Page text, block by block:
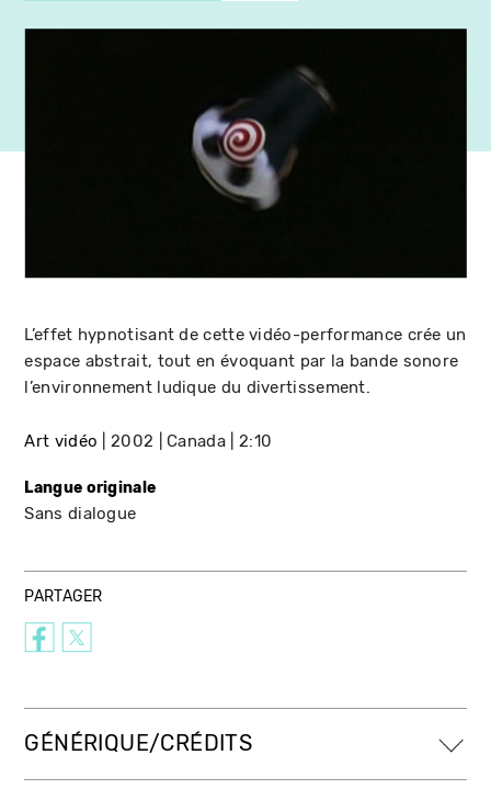
L’effet hypnotisant de cette vidéo-performance crée un
espace abstrait, tout en évoquant par la bande sonore
l’environnement ludique du divertissement.
Art vidéo 2002 Canada 2:10
Langue originale
Sans dialogue
PARTAGER
GÉNÉRIQUE/CRÉDITS